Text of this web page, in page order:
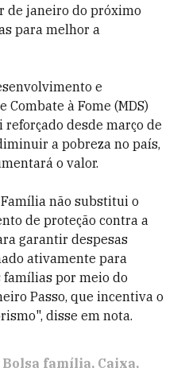
de janeiro do próximo
para melhor a
e
Combate à Fome (MDS)
desde março de
a pobreza no país,
o valor.
não substitui o
de proteção contra a
garantir despesas
ativamente para
por meio do
Passo, que incentiva o
disse em nota.
Bolsa família Caixa